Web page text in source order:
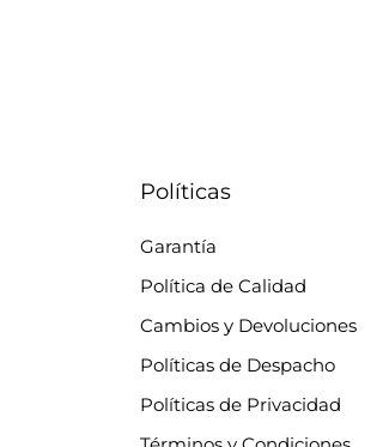
Políticas
Garantía
Política de Calidad
Cambios y Devoluciones
Políticas de Despacho
Políticas de Privacidad